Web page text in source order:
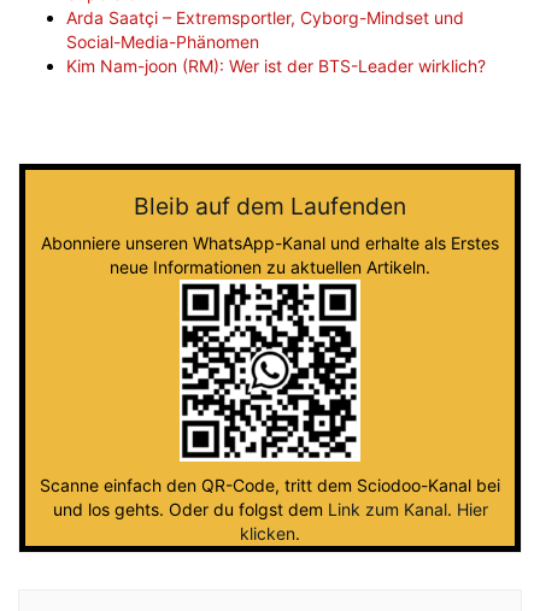
Arda Saatçi – Extremsportler, Cyborg-Mindset und
Social-Media-Phänomen
Kim Nam-joon (RM): Wer ist der BTS-Leader wirklich?
Bleib auf dem Laufenden
Abonniere unseren WhatsApp-Kanal und erhalte als Erstes
neue Informationen zu aktuellen Artikeln.
Scanne einfach den QR-Code, tritt dem Sciodoo-Kanal bei
und los gehts. Oder du folgst dem Link zum Kanal. Hier
klicken.